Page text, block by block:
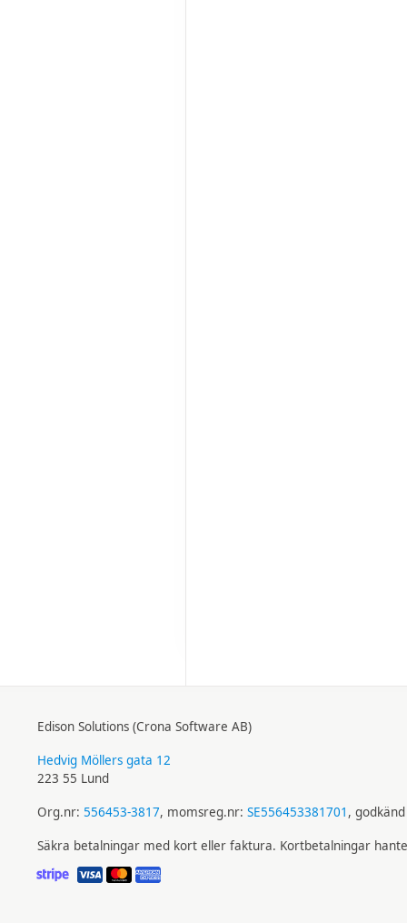
Edison Solutions (Crona Software AB)
Hedvig Möllers gata 12
223 55 Lund
Org.nr: 556453-3817, momsreg.nr: SE556453381701 ,
Säkra betalningar med kort eller faktura. Kortbetalningar